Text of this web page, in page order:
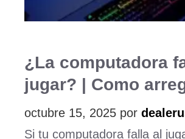
¿La computadora
jugar? | Como
octubre 15, 2025 por
Si tu computadora falla al